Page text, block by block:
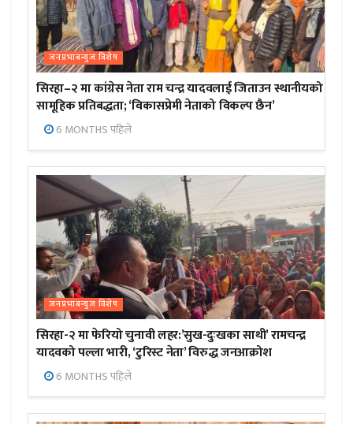
जनप्रभाबन्युज विशेष
सिरहा–२ मा कांग्रेस नेता राम चन्द्र यादवलाई जिताउन स्थानीयको
सामूहिक प्रतिबद्धता; ‘विकासप्रेमी नेताको विकल्प छैन’
6 MONTHS पहिले
जनप्रभाबन्युज विशेष
सिरहा-२ मा फेरियो चुनावी लहर:’सुख-दुःखका साथी’ रामचन्द्र
यादवको पल्ला भारी, ‘टुरिस्ट नेता’ विरुद्ध जनआक्रोश
6 MONTHS पहिले